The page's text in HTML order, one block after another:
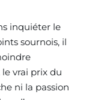
inquiéter le
sournois, il
le vrai prix du
ni la passion